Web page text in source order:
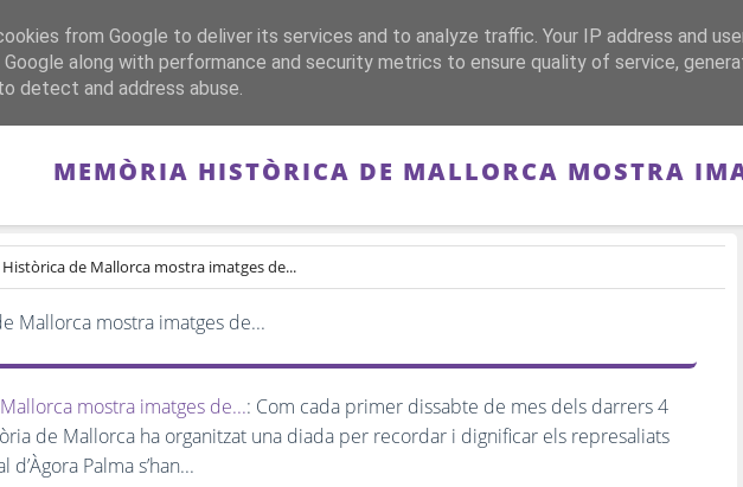
PORTADA REPÚBLICA FRANQUISMO GUERRA DE ESPAÑA MEMORIA
MEMÒRIA HISTÒRICA DE MALLORCA MOSTRA
de Mallorca mostra imatges de...
mostra imatges de...: Com cada primer dissabte de mes dels darrers 4
de Mallorca ha organitzat una diada per recordar i dignificar els represaliats
Palma s’han...
from Google to deliver its services and to analyze traffic. Your IP address and
Google along with performance and security metrics to ensure quality of service,
detect and address abuse.